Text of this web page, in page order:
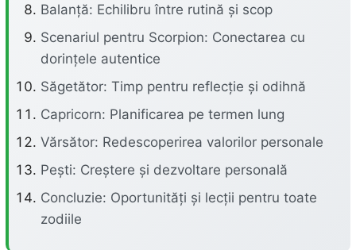
Balanță: Echilibru între rutină și scop
Scenariul pentru Scorpion: Conectarea cu
dorințele autentice
Săgetător: Timp pentru reflecție și odihnă
Capricorn: Planificarea pe termen lung
Vărsător: Redescoperirea valorilor personale
Pești: Creștere și dezvoltare personală
Concluzie: Oportunități și lecții pentru toate
zodiile